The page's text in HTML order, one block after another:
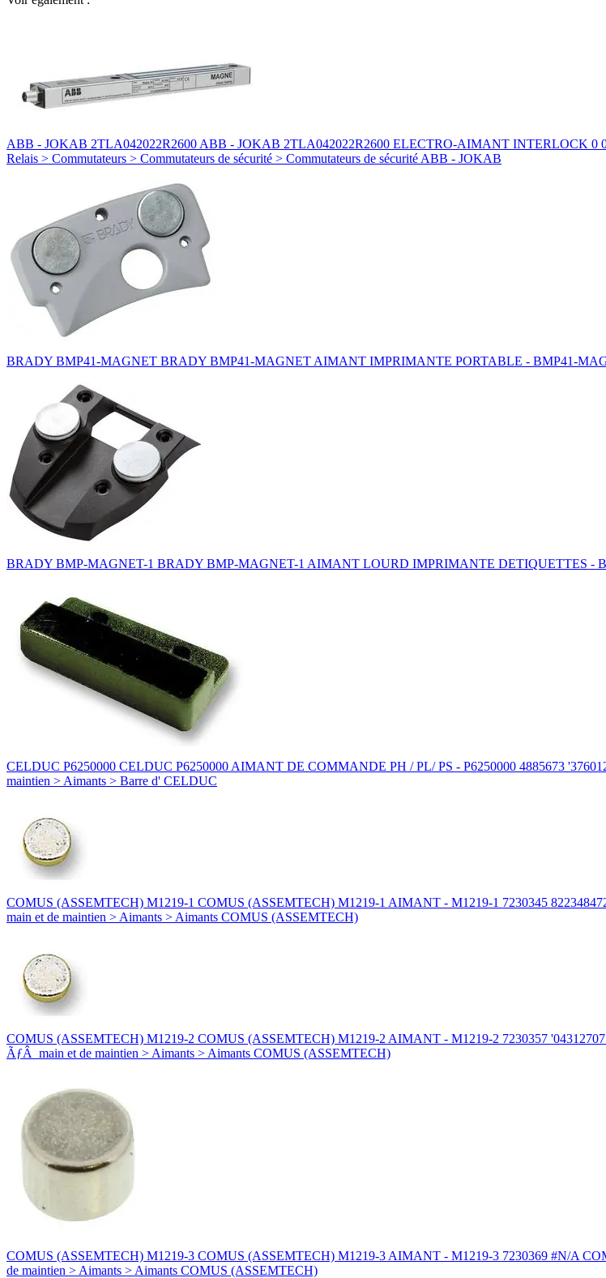
ABB - JOKAB 2TLA042022R2600 ABB - JOKAB 2TLA042022R2600 ELECTRO-AIMANT INTERLOCK 0
Relais > Commutateurs > Commutateurs de sécurité > Commutateurs de sécurité ABB - JOKAB
BRADY BMP41-MAGNET BRADY BMP41-MAGNET AIMANT IMPRIMANTE PORTABLE - BMP41-
BRADY BMP-MAGNET-1 BRADY BMP-MAGNET-1 AIMANT LOURD IMPRIMANTE DETIQUETTES -
CELDUC P6250000 CELDUC P6250000 AIMANT DE COMMANDE PH / PL/ PS - P6250000 4885673
maintien > Aimants > Barre d' CELDUC
COMUS (ASSEMTECH) M1219-1 COMUS (ASSEMTECH) M1219-1 AIMANT - M1219-1 7230345
main et de maintien > Aimants > Aimants COMUS (ASSEMTECH)
COMUS (ASSEMTECH) M1219-2 COMUS (ASSEMTECH) M1219-2 AIMANT - M1219-2 7230357
ÃƒÂ main et de maintien > Aimants > Aimants COMUS (ASSEMTECH)
COMUS (ASSEMTECH) M1219-3 COMUS (ASSEMTECH) M1219-3 AIMANT - M1219-3 7230369 #N/A
de maintien > Aimants > Aimants COMUS (ASSEMTECH)